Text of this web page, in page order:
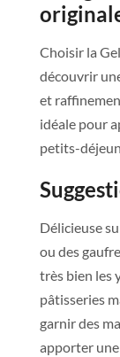
Choisir la
découvrir
et
idéale pour
petits-
Délicieuse
ou des
très bien les
pâtisseries
garnir des
apporter